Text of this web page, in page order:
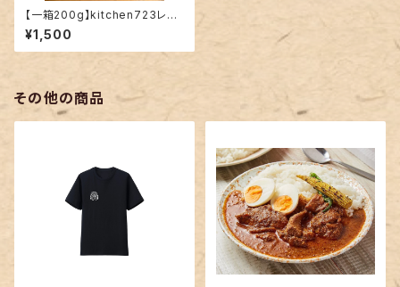
【一箱200g】kitchen723レト
ルトチキンカレー
¥1,500
その他の商品